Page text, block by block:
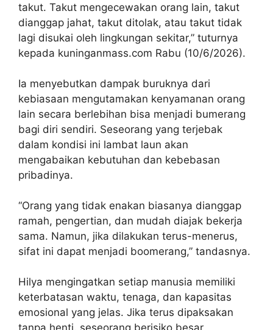
takut. Takut mengecewakan orang lain, takut
dianggap jahat, takut ditolak, atau takut tidak
lagi disukai oleh lingkungan sekitar,” tuturnya
kepada kuninganmass.com Rabu (10/6/2026).
Ia menyebutkan dampak buruknya dari
kebiasaan mengutamakan kenyamanan orang
lain secara berlebihan bisa menjadi bumerang
bagi diri sendiri. Seseorang yang terjebak
dalam kondisi ini lambat laun akan
mengabaikan kebutuhan dan kebebasan
pribadinya.
“Orang yang tidak enakan biasanya dianggap
ramah, pengertian, dan mudah diajak bekerja
sama. Namun, jika dilakukan terus-menerus,
sifat ini dapat menjadi boomerang,” tandasnya.
Hilya mengingatkan setiap manusia memiliki
keterbatasan waktu, tenaga, dan kapasitas
emosional yang jelas. Jika terus dipaksakan
tanpa henti, seseorang berisiko besar